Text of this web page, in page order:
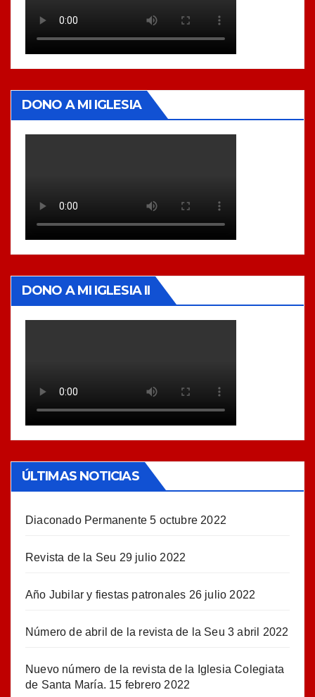
DONO A MI IGLESIA
DONO A MI IGLESIA II
ÚLTIMAS NOTICIAS
Diaconado Permanente 5 octubre 2022
Revista de la Seu 29 julio 2022
Año Jubilar y fiestas patronales 26 julio 2022
Número de abril de la revista de la Seu 3 abril 2022
Nuevo número de la revista de la Iglesia Colegiata
de Santa María. 15 febrero 2022